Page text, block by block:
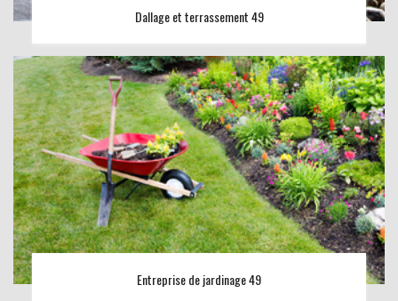
Dallage et terrassement 49
Entreprise de jardinage 49